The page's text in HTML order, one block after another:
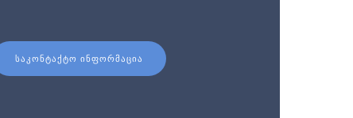
ᲡᲐᲙᲝᲜᲢᲐᲥᲢᲝ ᲘᲜᲤᲝᲠᲛᲐᲪᲘᲐ